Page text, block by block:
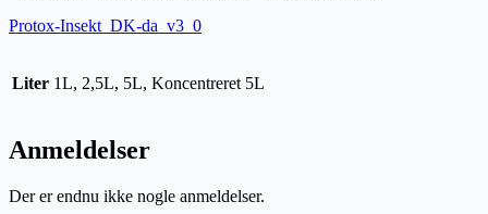
Protox-Insekt_DK-da_v3_0
Liter 1L, 2,5L, 5L, Koncentreret 5L
Anmeldelser
Der er endnu ikke nogle anmeldelser.